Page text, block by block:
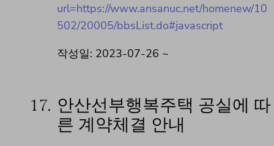
url=https://www.ansanuc.net/homenew/10
502/20005/bbsList.do#javascript
작성일: 2023-07-26 ~
17. 안산선부행복주택 공실에 따
른 계약체결 안내